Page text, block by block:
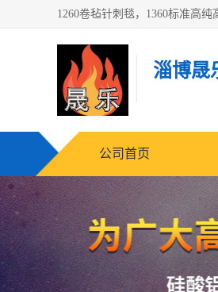
淄博晟
公司首页